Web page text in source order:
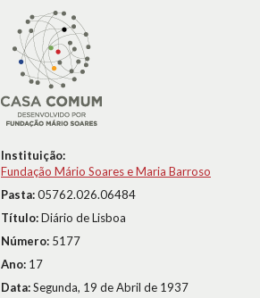
Instituição:
Fundação Mário Soares e Maria Barroso
Pasta:05762.026.06484
Título:Diário de Lisboa
Número: 5177
Ano: 17
Data:Segunda, 19 de Abril de 1937